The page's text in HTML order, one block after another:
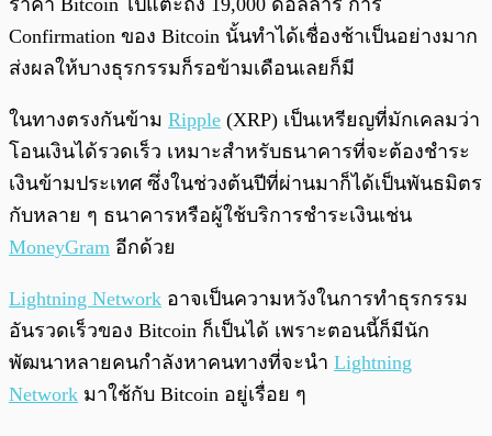
Confirmation ของ Bitcoin นั้นทำได้เชื่องช้าเป็นอย่างมาก
ส่งผลให้บางธุรกรรมก็รอข้ามเดือนเลยก็มี
ในทางตรงกันข้าม Ripple (XRP) เป็นเหรียญที่มักเคลมว่า
โอนเงินได้รวดเร็ว เหมาะสำหรับธนาคารที่จะต้องชำระ
เงินข้ามประเทศ ซึ่งในช่วงต้นปีที่ผ่านมาก็ได้เป็นพันธมิตร
กับหลาย ๆ ธนาคารหรือผู้ใช้บริการชำระเงินเช่น
MoneyGram อีกด้วย
Lightning Network อาจเป็นความหวังในการทำธุรกรรม
อันรวดเร็วของ Bitcoin ก็เป็นได้ เพราะตอนนี้ก็มีนัก
พัฒนาหลายคนกำลังหาคนทางที่จะนำ Lightning
Network มาใช้กับ Bitcoin อยู่เรื่อย ๆ